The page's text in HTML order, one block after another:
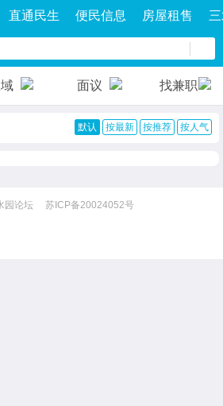
直通民生 便民信息 房屋租售
面议 找兼职
默认 按最新 按推荐 按人气
园论坛 苏ICP备20024052号